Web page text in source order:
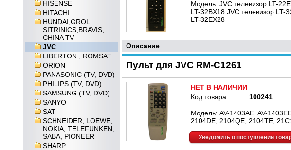
HISENSE
HITACHI
HUNDAI,GROL,
SITRINICS,BRAVIS,
CHINA TV
JVC
LIBERTON , ROMSAT
ORION
PANASONIC (TV, DVD)
PHILIPS (TV, DVD)
SAMSUNG (TV, DVD)
SANYO
SAT
SCHNEIDER, LOEWE,
NOKIA, TELEFUNKEN,
SABA, PIONEER
SHARP
Модель: JVC телевизор LT-
LT-32BX18 JVC телевизор LT-
LT-32EX28
Описание
Пульт для JVC RM-C1261
НЕТ В НАЛИЧИИ
Код товара:
100241
Модель: AV-1403AE, AV-
2104DE, 2104QE, 2104TE,
Уведомить о поступлении